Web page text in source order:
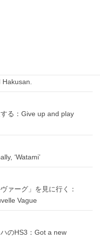
る：Give up and play
‘Watami’
ァーグ」を見に行く：
Vague
のHS3：Got a new